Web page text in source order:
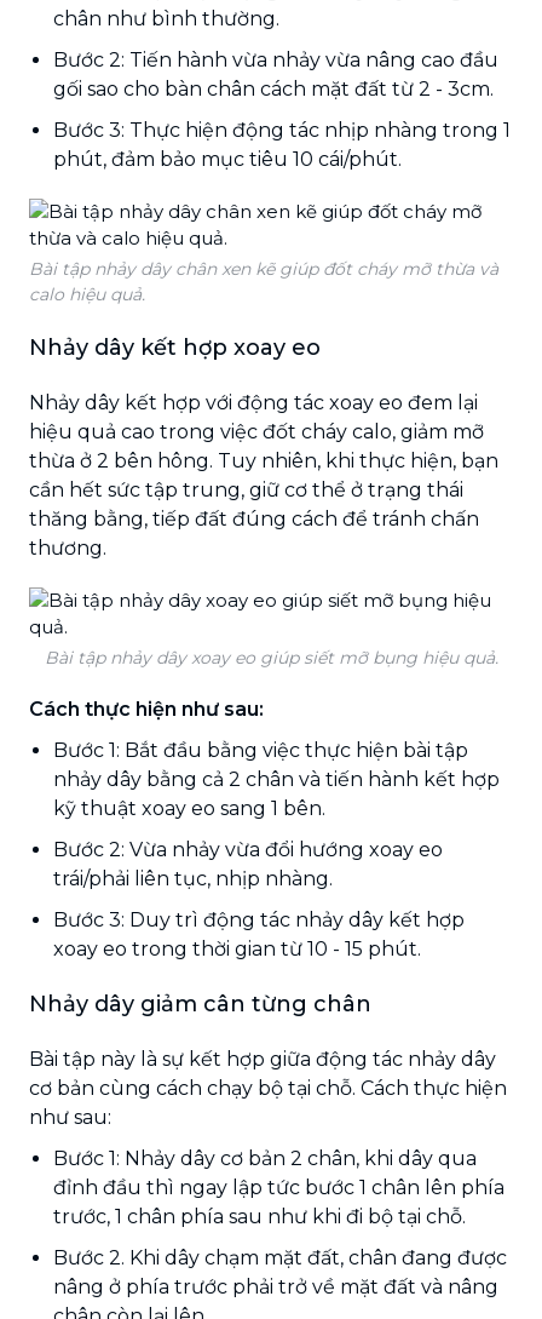
chân như bình thường.
Bước 2: Tiến hành vừa nhảy vừa nâng cao đầu
gối sao cho bàn chân cách mặt đất từ 2 - 3cm.
Bước 3: Thực hiện động tác nhịp nhàng trong 1
phút, đảm bảo mục tiêu 10 cái/phút.
Bài tập nhảy dây chân xen kẽ giúp đốt cháy mỡ thừa và
calo hiệu quả.
Nhảy dây kết hợp xoay eo
Nhảy dây kết hợp với động tác xoay eo đem lại
hiệu quả cao trong việc đốt cháy calo, giảm mỡ
thừa ở 2 bên hông. Tuy nhiên, khi thực hiện, bạn
cần hết sức tập trung, giữ cơ thể ở trạng thái
thăng bằng, tiếp đất đúng cách để tránh chấn
thương.
Bài tập nhảy dây xoay eo giúp siết mỡ bụng hiệu quả.
Cách thực hiện như sau:
Bước 1: Bắt đầu bằng việc thực hiện bài tập
nhảy dây bằng cả 2 chân và tiến hành kết hợp
kỹ thuật xoay eo sang 1 bên.
Bước 2: Vừa nhảy vừa đổi hướng xoay eo
trái/phải liên tục, nhịp nhàng.
Bước 3: Duy trì động tác nhảy dây kết hợp
xoay eo trong thời gian từ 10 - 15 phút.
Nhảy dây giảm cân từng chân
Bài tập này là sự kết hợp giữa động tác nhảy dây
cơ bản cùng cách chạy bộ tại chỗ. Cách thực hiện
như sau:
Bước 1: Nhảy dây cơ bản 2 chân, khi dây qua
đỉnh đầu thì ngay lập tức bước 1 chân lên phía
trước, 1 chân phía sau như khi đi bộ tại chỗ.
Bước 2. Khi dây chạm mặt đất, chân đang được
nâng ở phía trước phải trở về mặt đất và nâng